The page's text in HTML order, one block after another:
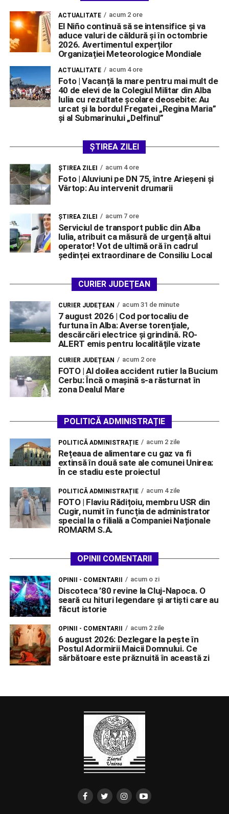
ACTUALITATE acum 2 ore
El Niño continuă să se intensifice și va
aduce valuri de căldură și în octombrie
2026. Avertimentul experților
Organizației Meteorologice Mondiale
ACTUALITATE acum 4 ore
Foto | Vacanță la mare pentru mai mult de
40 de elevi de la Colegiul Militar din Alba
Iulia cu rezultate școlare deosebite: Au
urcat și la bordul Fregatei „Regina Maria”
și al Submarinului „Delfinul”
ȘTIREA ZILEI
ŞTIREA ZILEI acum 4 ore
Foto | Aluviuni pe DN 75, între Arieșeni și
Vârtop: Au intervenit drumarii
ŞTIREA ZILEI acum 7 ore
Serviciul de transport public din Alba
Iulia, atribuit ca măsură de urgență altui
operator! Vot de ultimă oră în cadrul
ședinței extraordinare de Consiliu Local
CURIER JUDEȚEAN
CURIER JUDEȚEAN acum 31 de minute
7 august 2026 | Cod portocaliu de
furtuna în Alba: Averse torențiale,
descărcări electrice și grindină. RO-
ALERT emis pentru localitățile vizate
CURIER JUDEȚEAN acum 2 ore
FOTO | Al doilea accident rutier la Bucium
Cerbu: Încă o mașină s-a răsturnat în
zona Dealul Mare
POLITICĂ ADMINISTRAȚIE
POLITICĂ ADMINISTRAȚIE acum 2 zile
Rețeaua de alimentare cu gaz va fi
extinsă în două sate ale comunei Unirea:
În ce stadiu este proiectul
POLITICĂ ADMINISTRAȚIE acum 4 zile
FOTO | Flaviu Rădițoiu, membru USR din
Cugir, numit în funcția de administrator
special la o filială a Companiei Naționale
ROMARM S.A.
OPINII COMENTARII
OPINII - COMENTARII acum o zi
Discoteca ’80 revine la Cluj-Napoca. O
seară cu hituri legendare și artiști care au
făcut istorie
OPINII - COMENTARII acum 2 zile
6 august 2026: Dezlegare la pește în
Postul Adormirii Maicii Domnului. Ce
sărbătoare este prăznuită în această zi